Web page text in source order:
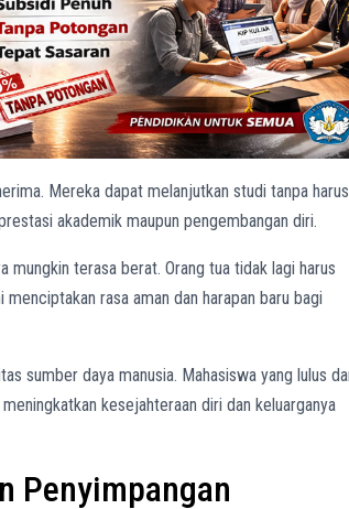
Mereka dapat melanjutkan studi tanpa harus
akademik maupun pengembangan diri.
mungkin terasa berat. Orang tua tidak lagi harus
rasa aman dan harapan baru bagi
sumber daya manusia. Mahasiswa yang lulus
kesejahteraan diri dan keluarganya
Penyimpangan